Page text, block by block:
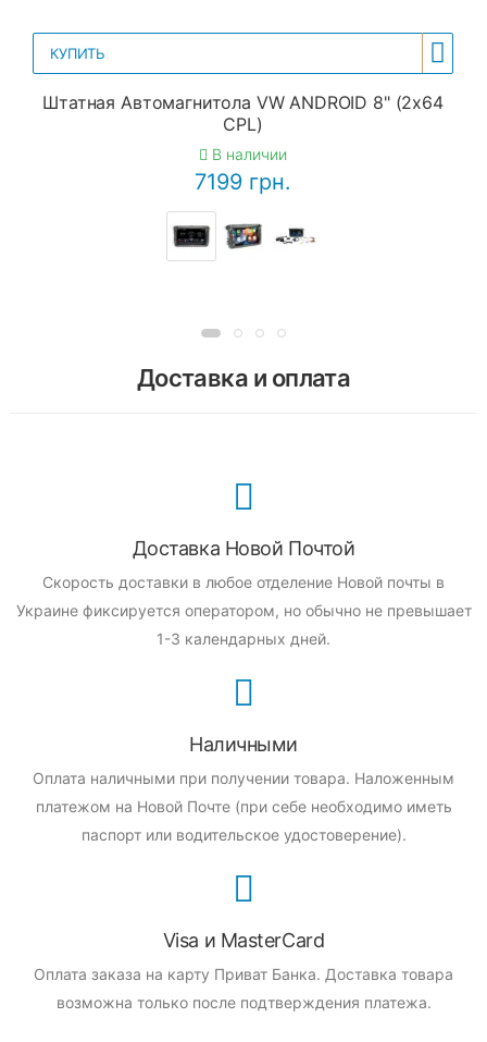
КУПИТЬ
Штатная Автомагнитола VW ANDROID 8" (2x64
CPL)
В наличии
7199 грн.
Доставка и оплата
Доставка Новой Почтой
Скорость доставки в любое отделение Новой почты в
Украине фиксируется оператором, но обычно не превышает
1-3 календарных дней.
Наличными
Оплата наличными при получении товара. Наложенным
платежом на Новой Почте (при себе необходимо иметь
паспорт или водительское удостоверение).
Visa и MasterCard
Оплата заказа на карту Приват Банка. Доставка товара
возможна только после подтверждения платежа.